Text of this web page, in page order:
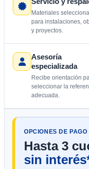
Materiales
para instalaciones,
y proyectos.
Asesoría
especializada
Recibe orientación
seleccionar la
adecuada.
OPCIONES DE PAGO
Hasta 3
sin